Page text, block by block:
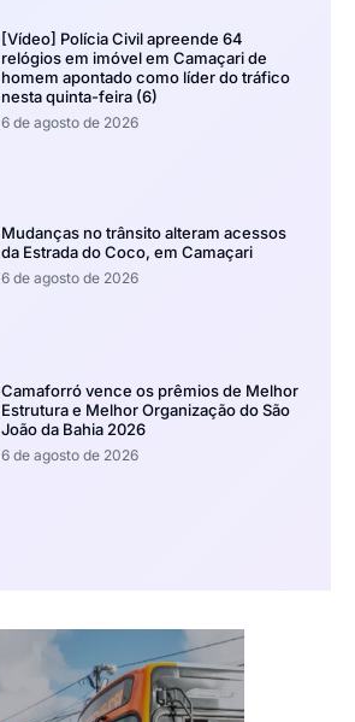
[Vídeo] Polícia Civil apreende 64
relógios em imóvel em Camaçari de
homem apontado como líder do tráfico
nesta quinta-feira (6)
6 de agosto de 2026
Mudanças no trânsito alteram acessos
da Estrada do Coco, em Camaçari
6 de agosto de 2026
Camaforró vence os prêmios de Melhor
Estrutura e Melhor Organização do São
João da Bahia 2026
6 de agosto de 2026